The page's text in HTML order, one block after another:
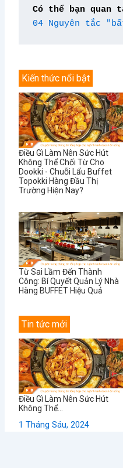
Có thể bạn quan
04 Nguyên tắc
Kiến thức nổi bật
Điều Gì Làm Nên Sức Hút
Không Thể Chối Từ Cho
Dookki - Chuỗi Lẩu Buffet
Topokki Hàng Đầu Thị
Trường Hiện Nay?
Từ Sai Lầm Đến Thành
Công: Bí Quyết Quản Lý Nhà
Hàng BUFFET Hiệu Quả
Tin tức mới
Điều Gì Làm Nên Sức Hút
Không Thể...
1 Tháng Sáu, 2024